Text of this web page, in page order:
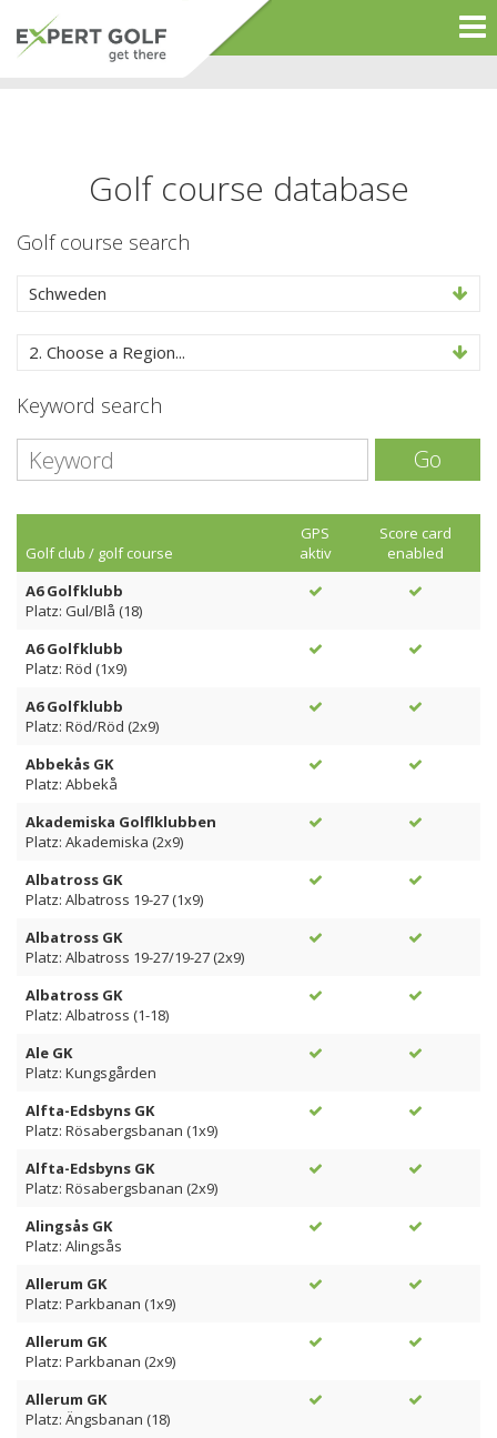
Golf course database
Golf course search
Schweden
2. Choose a Region...
Keyword search
Go
Golf club / golf course
GPS
aktiv
Score card
enabled
A6 Golfklubb
Platz: Gul/Blå (18)
A6 Golfklubb
Platz: Röd (1x9)
A6 Golfklubb
Platz: Röd/Röd (2x9)
Abbekås GK
Platz: Abbekå
Akademiska Golflklubben
Platz: Akademiska (2x9)
Albatross GK
Platz: Albatross 19-27 (1x9)
Albatross GK
Platz: Albatross 19-27/19-27 (2x9)
Albatross GK
Platz: Albatross (1-18)
Ale GK
Platz: Kungsgården
Alfta-Edsbyns GK
Platz: Rösabergsbanan (1x9)
Alfta-Edsbyns GK
Platz: Rösabergsbanan (2x9)
Alingsås GK
Platz: Alingsås
Allerum GK
Platz: Parkbanan (1x9)
Allerum GK
Platz: Parkbanan (2x9)
Allerum GK
Platz: Ängsbanan (18)